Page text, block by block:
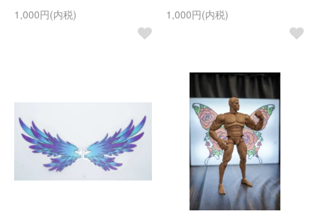
1,000円(内税)
1,000円(内税)